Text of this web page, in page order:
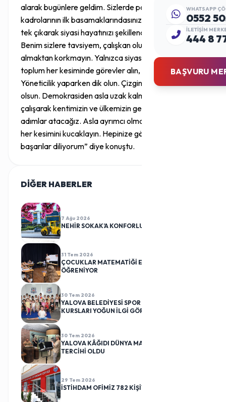
WHATSAPP
0552
İLETIŞIM
444 8
BAŞVURU
alarak bugünlere geldim. Sizlerde partinin yönetim
kadrolarının ilk basamaklarındasınız. Basamakları tek
tek çıkarak siyasi hayatınızı şekillendireceksiniz.
Benim sizlere tavsiyem, çalışkan olun. Sorumluluk
almaktan korkmayın. Yalnızca siyasi arena da değil
toplum her kesiminde görevler alın, girişken olun.
Yöneticilik yaparken dik olun. Çizginiz daima belli
olsun. Demokrasiden asla uzak kalmayın. Birlikte
çalışarak kentimizin ve ülkemizin geleceği için önemli
adımlar atacağız. Asla ayrımcı olmayın ve toplumun
her kesimini kucaklayın. Hepinize görevinizde
başarılar diliyorum” diye konuştu.
DİĞER HABERLER
7 Ağu 2026
NEHİR SOKAK’A KONFORLU DOKUNUŞ
31 Tem 2026
ÇOCUKLAR MATEMATİĞİ EĞLENEREK
ÖĞRENİYOR
30 Tem 2026
YALOVA BELEDİYESİ SPOR KULÜBÜ CİMNASTİK
KURSLARI YOĞUN İLGİ GÖRÜYOR
30 Tem 2026
YALOVA KÂĞIDI DÜNYA MARKALARININ
TERCİHİ OLDU
29 Tem 2026
İSTİHDAM OFİMİZ 782 KİŞİYİ İŞ SAHİBİ YAPTI